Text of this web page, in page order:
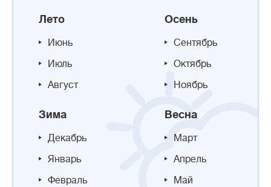
Лето
Июнь
Июль
Август
Осень
Сентябрь
Октябрь
Ноябрь
Зима
Декабрь
Январь
Февраль
Весна
Март
Апрель
Май